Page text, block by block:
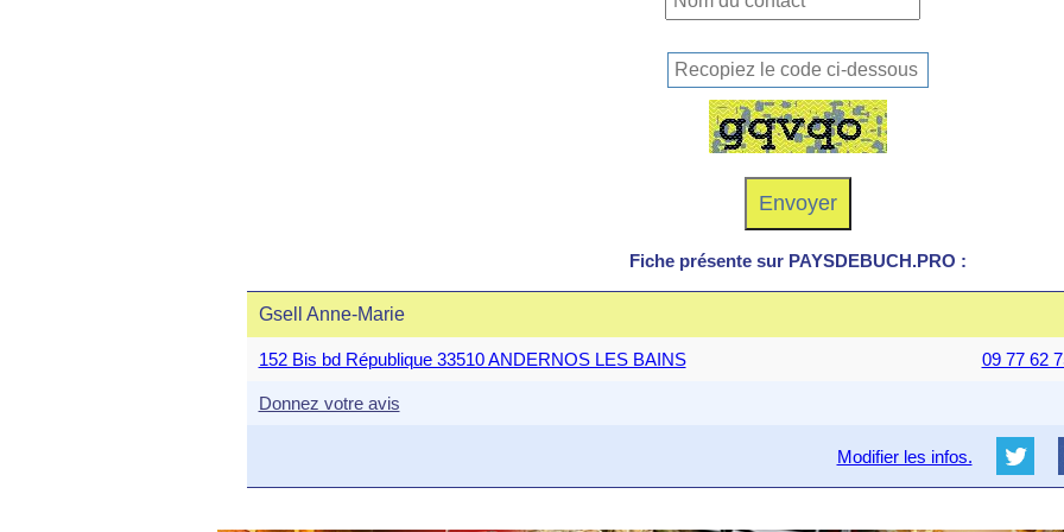
Fiche présente sur PAYSDEBUCH.PRO :
Gsell Anne-Marie
152 Bis bd République 33510 ANDERNOS LES BAINS 09 77 62
Donnez votre avis
Modifier les infos.